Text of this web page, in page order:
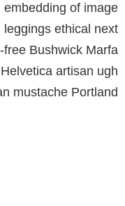
of image
ethical next
free Bushwick Marfa
artisan ugh
mustache Portland,